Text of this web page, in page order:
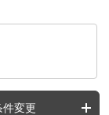
件変更